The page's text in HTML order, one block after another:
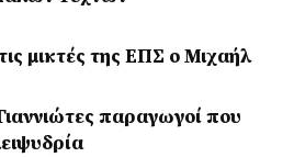
μικτές της ΕΠΣ ο Μιχαήλ
παραγωγοί που